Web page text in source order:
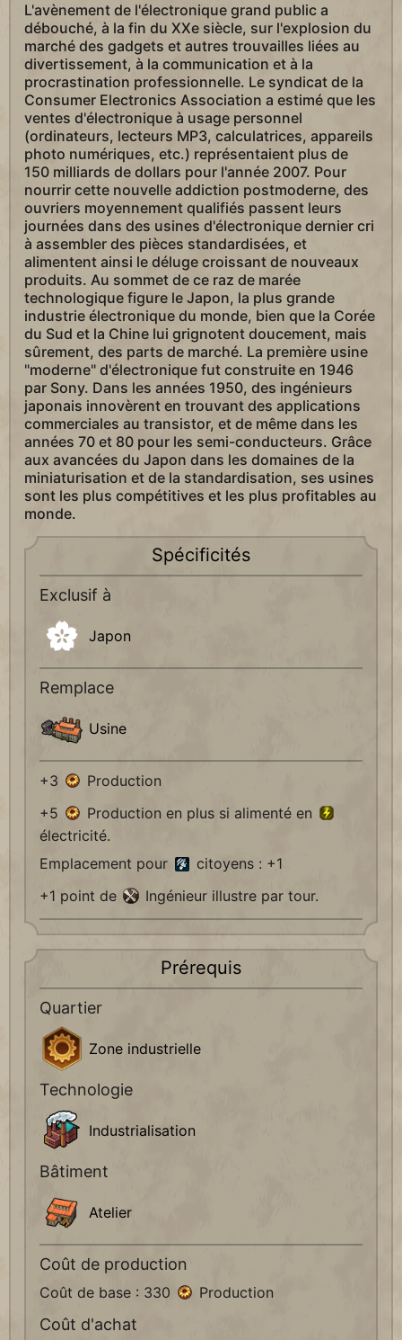
L'avènement de l'électronique grand public a
débouché, à la fin du XXe siècle, sur l'explosion du
marché des gadgets et autres trouvailles liées au
divertissement, à la communication et à la
procrastination professionnelle. Le syndicat de la
Consumer Electronics Association a estimé que les
ventes d'électronique à usage personnel
(ordinateurs, lecteurs MP3, calculatrices, appareils
photo numériques, etc.) représentaient plus de
150 milliards de dollars pour l'année 2007. Pour
nourrir cette nouvelle addiction postmoderne, des
ouvriers moyennement qualifiés passent leurs
journées dans des usines d'électronique dernier cri
à assembler des pièces standardisées, et
alimentent ainsi le déluge croissant de nouveaux
produits. Au sommet de ce raz de marée
technologique figure le Japon, la plus grande
industrie électronique du monde, bien que la Corée
du Sud et la Chine lui grignotent doucement, mais
sûrement, des parts de marché. La première usine
"moderne" d'électronique fut construite en 1946
par Sony. Dans les années 1950, des ingénieurs
japonais innovèrent en trouvant des applications
commerciales au transistor, et de même dans les
années 70 et 80 pour les semi-conducteurs. Grâce
aux avancées du Japon dans les domaines de la
miniaturisation et de la standardisation, ses usines
sont les plus compétitives et les plus profitables au
monde.
Spécificités
Exclusif à
Japon
Remplace
Usine
+3
Production
+5
Production en plus si alimenté en
électricité.
Emplacement pour
citoyens : +1
+1 point de
Ingénieur illustre par tour.
Prérequis
Quartier
Zone industrielle
Technologie
Industrialisation
Bâtiment
Atelier
Coût de production
Coût de base : 330 Production
Coût d'achat